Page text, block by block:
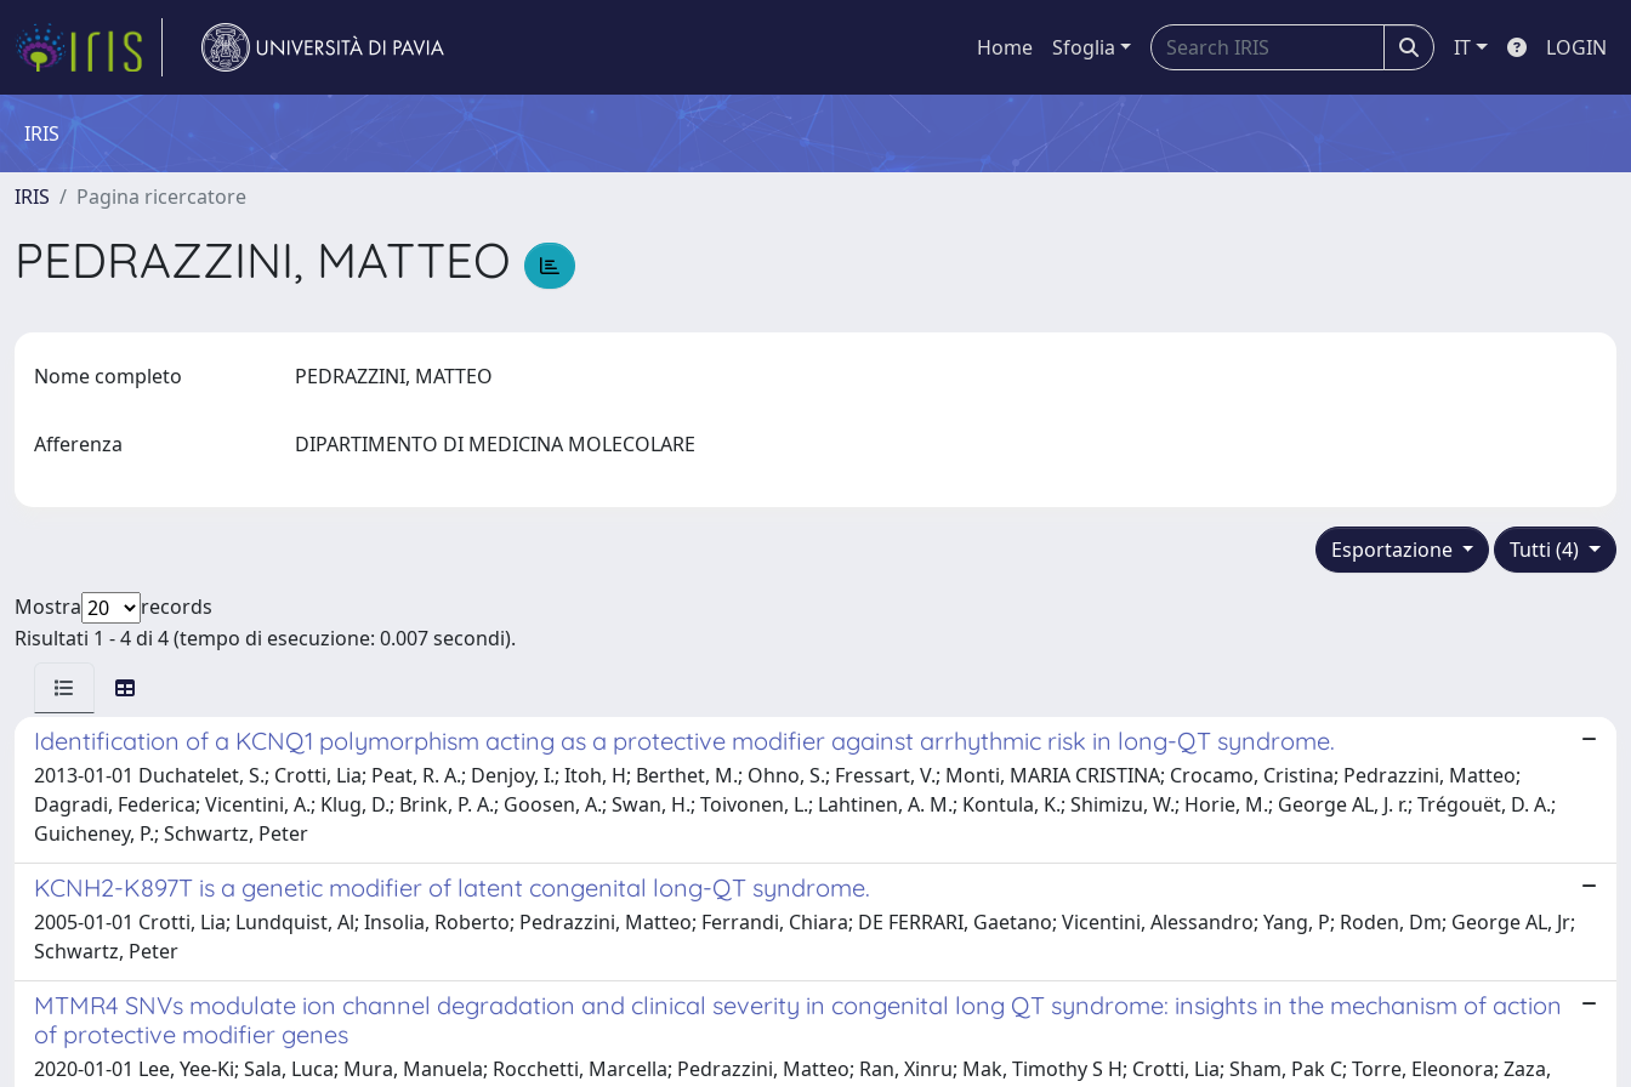
Home Sfoglia IT LOGIN
IRIS
IRIS Pagina ricercatore
PEDRAZZINI, MATTEO
Nome completo PEDRAZZINI, MATTEO
Afferenza DIPARTIMENTO DI MEDICINA MOLECOLARE
Tutti (4)
Esportazione
Mostra
records
Risultati 1 - 4 di 4 (tempo di esecuzione: 0.007 secondi).
Identification of a KCNQ1 polymorphism acting as a protective modifier against arrhythmic risk in long-QT syndrome.
2013-01-01 Duchatelet, S.; Crotti, Lia; Peat, R. A.; Denjoy, I.; Itoh, H; Berthet, M.; Ohno, S.; Fressart, V.; Monti, MARIA CRISTINA; Crocamo, Cristina; Pedrazzini, Matteo;
Dagradi, Federica; Vicentini, A.; Klug, D.; Brink, P. A.; Goosen, A.; Swan, H.; Toivonen, L.; Lahtinen, A. M.; Kontula, K.; Shimizu, W.; Horie, M.; George AL, J. r.; Trégouët, D. A.;
Guicheney, P.; Schwartz, Peter
KCNH2-K897T is a genetic modifier of latent congenital long-QT syndrome.
2005-01-01 Crotti, Lia; Lundquist, Al; Insolia, Roberto; Pedrazzini, Matteo; Ferrandi, Chiara; DE FERRARI, Gaetano; Vicentini, Alessandro; Yang, P; Roden, Dm; George AL, Jr;
Schwartz, Peter
MTMR4 SNVs modulate ion channel degradation and clinical severity in congenital long QT syndrome: insights in the mechanism of action
of protective modifier genes
2020-01-01 Lee, Yee-Ki; Sala, Luca; Mura, Manuela; Rocchetti, Marcella; Pedrazzini, Matteo; Ran, Xinru; Mak, Timothy S H; Crotti, Lia; Sham, Pak C; Torre, Eleonora; Zaza,